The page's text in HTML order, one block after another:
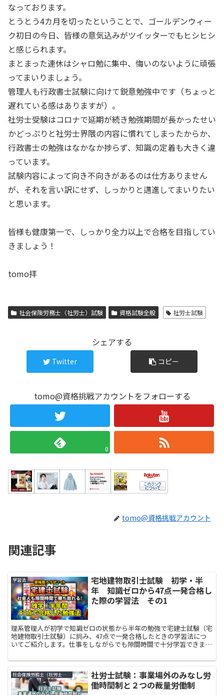
なっております。
とうとう4カ月を切ったということで、ゴールデンウィー
ク初日の今日、皆様の意気込みがツイッターでもヒシヒシ
と感じられます。
まとまった連休はシャロ勉に集中、悔いのないように頑張
ってまいりましょう。
管理人も行政書士試験に向けて鋭意勉強中です（ちょっと
遅れている感はありますが）。
社労士受験はコロナで延期が続き勉強期間が長かったせい
かどっぷりと社労士界隈の内容に慣れてしまったからか、
行政書士の勉強はなかなか捗らず、知識の定着も大きく違
っています。
試験内容によって向き不向きがあるのは仕方ありません
が、それを言い訳にせず、しっかりと邁進してまいりたい
と思います。
皆様も健康第一で、しっかり全力以上で合格を目指してい
きましょう！
tomo拝
社会保険労務士（社労士）試験 資格試験全般 社労士試験
シェアする
Twitter コピー
tomo@資格挑戦アカウントをフォローする
0
tomo@資格挑戦アカウント
関連記事
学習法
宅地建物取引士試験 初学・半
年 知識ゼロから47点一発合格し
た際の学習法 その1
理系管理人が初学で知識ゼロの状態から半年の勉強で宅建士試験（宅
地建物取引士試験）に挑み、47点で一発合格したときの学習法につ
いてご紹介します。仕事をしながらでも隙間時間で十分学習できます
社会保険労務士（社労士）試験
社労士試験：事業場外のみなし労
働時間制と２つの裁量労働制